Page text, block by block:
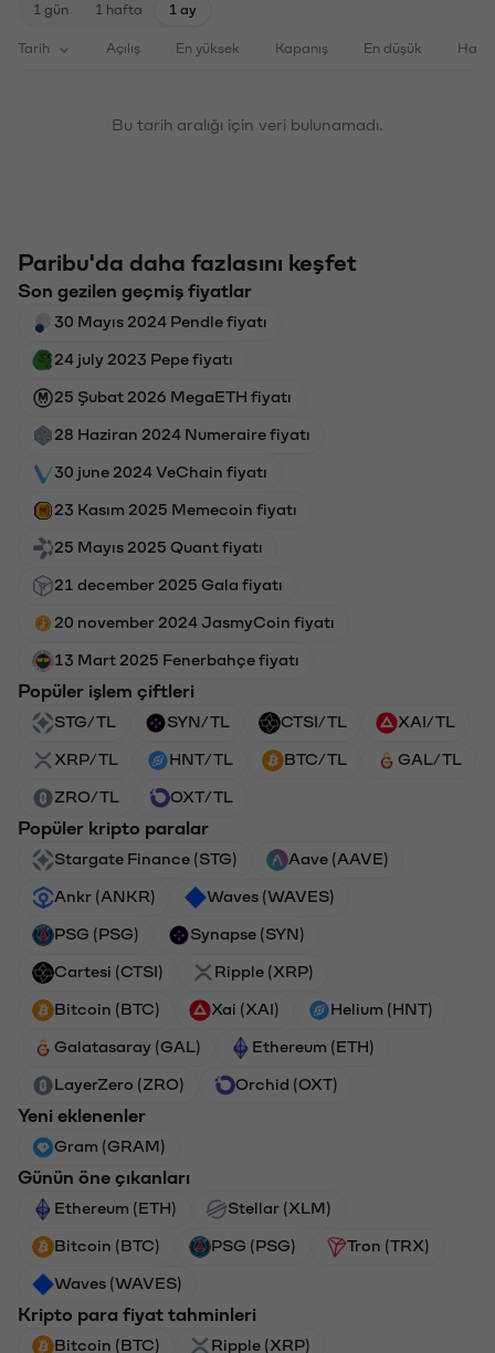
1 gün 1 hafta 1 ay
Tarih Açılış En yüksek Kapanış En düşük
Bu tarih aralığı için veri bulunamadı.
Paribu'da daha fazlasını keşfet
Son gezilen geçmiş fiyatlar
30 Mayıs 2024 Pendle fiyatı
24 july 2023 Pepe fiyatı
25 Şubat 2026 MegaETH fiyatı
28 Haziran 2024 Numeraire fiyatı
30 june 2024 VeChain fiyatı
23 Kasım 2025 Memecoin fiyatı
25 Mayıs 2025 Quant fiyatı
21 december 2025 Gala fiyatı
20 november 2024 JasmyCoin fiyatı
13 Mart 2025 Fenerbahçe fiyatı
Popüler işlem çiftleri
STG/TL SYN/TL CTSI/TL XAI/TL
XRP/TL HNT/TL BTC/TL GAL/TL
ZRO/TL OXT/TL
Popüler kripto paralar
Stargate Finance (STG) Aave (AAVE)
Ankr (ANKR) Waves (WAVES)
PSG (PSG) Synapse (SYN)
Cartesi (CTSI) Ripple (XRP)
Bitcoin (BTC) Xai (XAI) Helium (HNT)
Galatasaray (GAL) Ethereum (ETH)
LayerZero (ZRO) Orchid (OXT)
Yeni eklenenler
Gram (GRAM)
Günün öne çıkanları
Ethereum (ETH) Stellar (XLM)
Bitcoin (BTC) PSG (PSG) Tron (TRX)
Waves (WAVES)
Kripto para fiyat tahminleri
Bitcoin (BTC) Ripple (XRP)